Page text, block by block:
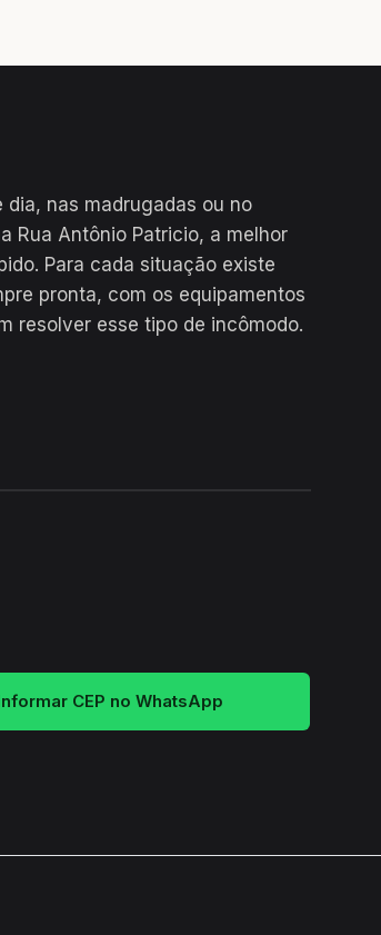
dia, nas madrugadas ou no
Rua Antônio Patricio, a melhor
Para cada situação existe
pronta, com os equipamentos
resolver esse tipo de incômodo.
CEP no WhatsApp